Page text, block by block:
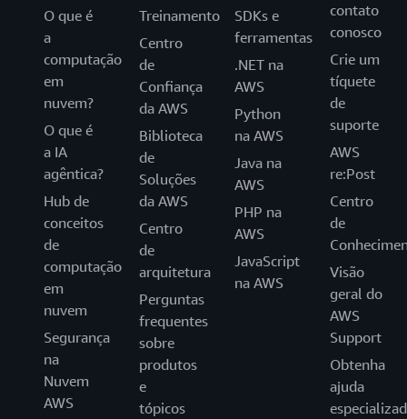
O que é
a
computação
em
nuvem?
O que é
a IA
agêntica?
Hub de
conceitos
de
computação
em
nuvem
Segurança
na
Nuvem
AWS
Treinamento
Centro
de
Confiança
da AWS
Biblioteca
de
Soluções
da AWS
Centro
de
arquitetura
Perguntas
frequentes
sobre
produtos
e
tópicos
SDKs e
ferramentas
.NET na
AWS
Python
na AWS
Java na
AWS
PHP na
AWS
JavaScript
na AWS
contato
conosco
Crie um
tíquete
de
suporte
AWS
re:Post
Centro
de
Visão
geral do
AWS
Support
Obtenha
ajuda